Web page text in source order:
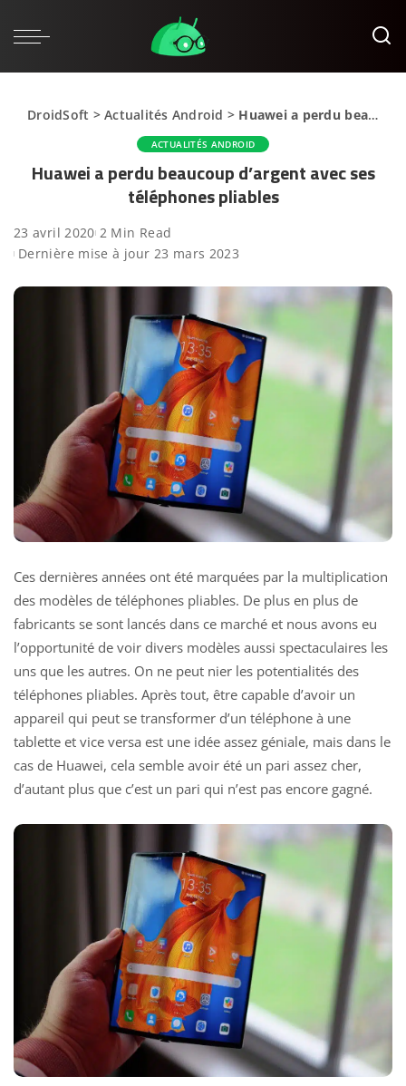
DroidSoft >Actualités Android > Huawei a perdu beaucoup d’argent avec ses téléphones pliables
ACTUALITÉS ANDROID
Huawei a perdu beaucoup d’argent avec ses
téléphones pliables
23 avril 2020 2 Min Read
Dernière mise à jour 23 mars 2023
Ces dernières années ont été marquées par la multiplication
des modèles de téléphones pliables. De plus en plus de
fabricants se sont lancés dans ce marché et nous avons eu
l’opportunité de voir divers modèles aussi spectaculaires les
uns que les autres. On ne peut nier les potentialités des
téléphones pliables. Après tout, être capable d’avoir un
appareil qui peut se transformer d’un téléphone à une
tablette et vice versa est une idée assez géniale, mais dans le
cas de Huawei, cela semble avoir été un pari assez cher,
d’autant plus que c’est un pari qui n’est pas encore gagné.